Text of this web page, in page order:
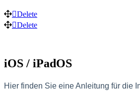
Delete
Delete
iOS / iPadOS
Hier finden Sie eine Anleitung für die